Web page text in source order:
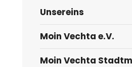
Unsereins
Moin Vechta e.V.
Moin Vechta